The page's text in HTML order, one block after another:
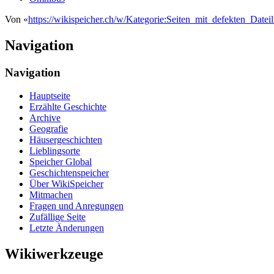
Von «https://wikispeicher.ch/w/
Navigation
Navigation
Hauptseite
Erzählte Geschichte
Archive
Geografie
Häusergeschichten
Lieblingsorte
Speicher Global
Geschichtenspeicher
Über WikiSpeicher
Mitmachen
Fragen und Anregungen
Zufällige Seite
Letzte Änderungen
Wikiwerkzeuge